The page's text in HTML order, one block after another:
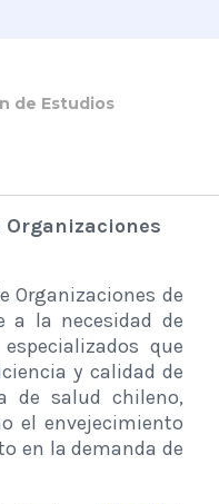
de Estudios
Organizaciones
Organizaciones de
a la necesidad de
que
y calidad de
de salud chileno,
el envejecimiento
en la demanda de